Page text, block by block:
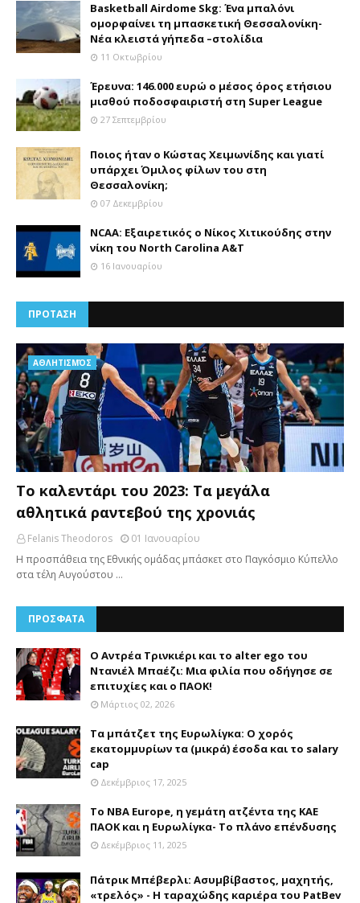
Basketball Airdome Skg: Ένα μπαλόνι
ομορφαίνει τη μπασκετική Θεσσαλονίκη-
Νέα κλειστά γήπεδα –στολίδια
11 Οκτωβρίου
Έρευνα: 146.000 ευρώ ο μέσος όρος ετήσιου
μισθού ποδοσφαιριστή στη Super League
27 Σεπτεμβρίου
Ποιος ήταν ο Κώστας Χειμωνίδης και γιατί
υπάρχει Όμιλος φίλων του στη
Θεσσαλονίκη;
07 Δεκεμβρίου
NCAA: Εξαιρετικός ο Νίκος Χιτικούδης στην
νίκη του North Carolina A&Τ
16 Ιανουαρίου
ΠΡΟΤΑΣΗ
AΘΛΗΤΙΣΜΌΣ
Το καλεντάρι του 2023: Τα μεγάλα
αθλητικά ραντεβού της χρονιάς
Felanis Theodoros
01 Ιανουαρίου
Η προσπάθεια της Εθνικής ομάδας μπάσκετ στο Παγκόσμιο Κύπελλο
στα τέλη Αυγούστου …
ΠΡΟΣΦΑΤΑ
Ο Αντρέα Τρινκιέρι και το alter ego του
Ντανιέλ Μπαέζι: Μια φιλία που οδήγησε σε
επιτυχίες και ο ΠΑΟΚ!
Μάρτιος 02, 2026
Τα μπάτζετ της Ευρωλίγκα: Ο χορός
εκατομμυρίων τα (μικρά) έσοδα και το salary
cap
Δεκέμβριος 17, 2025
Το NBA Europe, η γεμάτη ατζέντα της ΚΑΕ
ΠΑΟΚ και η Ευρωλίγκα- Το πλάνο επένδυσης
Δεκέμβριος 11, 2025
Πάτρικ Μπέβερλι: Ασυμβίβαστος, μαχητής,
«τρελός» - Η ταραχώδης καριέρα του PatBev